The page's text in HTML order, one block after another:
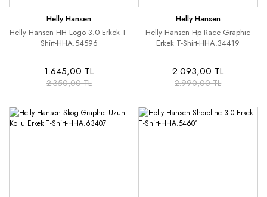
Helly Hansen
Helly Hansen HH Logo 3.0 Erkek T-
Shirt-HHA.54596
1.645,00 TL
2.350,00 TL
Helly Hansen
Helly Hansen Hp Race Graphic
Erkek T-Shirt-HHA.34419
2.093,00 TL
2.990,00 TL